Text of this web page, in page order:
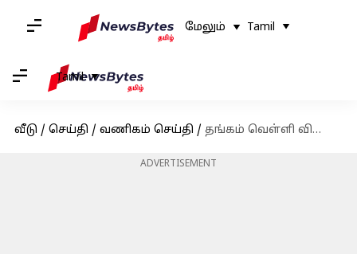
மேலும் Tamil
Tamil
வீடு / செய்தி / வணிகம் செய்தி / தங்கம் வெள்ளி விலைகள் அதிரடியாக குறைந்தது; இன்றைய சவரன் விலை இதுதான்
ADVERTISEMENT